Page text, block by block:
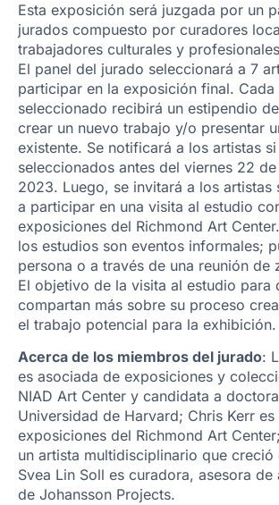
Esta exposición será juzgada por un
jurados compuesto por curadores
trabajadores culturales y
El panel del jurado seleccionará a 7
participar en la exposición final. Cada
seleccionado recibirá un estipendio
crear un nuevo trabajo y/o presentar
existente. Se notificará a los artistas
seleccionados antes del viernes 22
2023. Luego, se invitará a los artistas
a participar en una visita al estudio
exposiciones del Richmond Art
los estudios son eventos informales;
persona o a través de una reunión de
El objetivo de la visita al estudio para
compartan más sobre su proceso
el trabajo potencial para la exhibición.
Acerca de los miembros del jurado:
es asociada de exposiciones y
NIAD Art Center y candidata a
Universidad de Harvard; Chris Kerr
exposiciones del Richmond Art
un artista multidisciplinario que creció
Svea Lin Soll es curadora, asesora
de Johansson Projects.